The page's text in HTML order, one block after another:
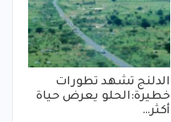
الدلنج تشهد تطورات
خطيرة:الحلو يعرض حياة
أكثر…